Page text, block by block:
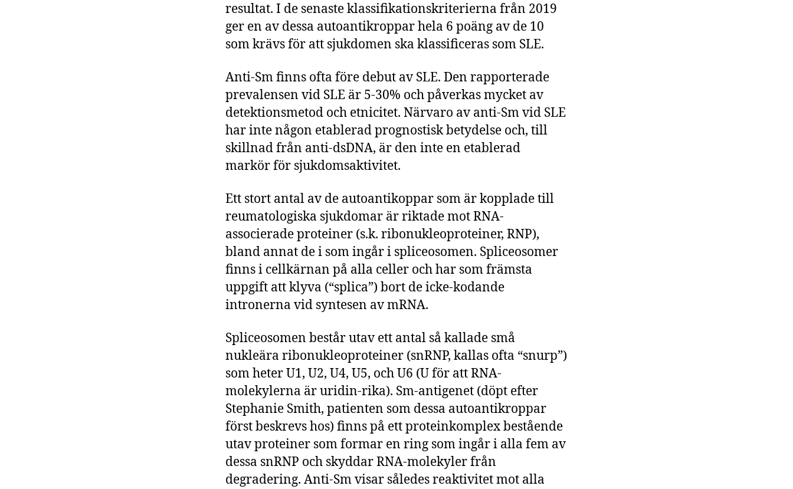
resultat. I de senaste klassifikationskriterierna från 2019
ger en av dessa autoantikroppar hela 6 poäng av de 10
som krävs för att sjukdomen ska klassificeras som SLE.
Anti-Sm finns ofta före debut av SLE. Den rapporterade
prevalensen vid SLE är 5-30% och påverkas mycket av
detektionsmetod och etnicitet. Närvaro av anti-Sm vid SLE
har inte någon etablerad prognostisk betydelse och, till
skillnad från anti-dsDNA, är den inte en etablerad
markör för sjukdomsaktivitet.
Ett stort antal av de autoantikoppar som är kopplade till
reumatologiska sjukdomar är riktade mot RNA-
associerade proteiner (s.k. ribonukleoproteiner, RNP),
bland annat de i som ingår i spliceosomen. Spliceosomer
finns i cellkärnan på alla celler och har som främsta
uppgift att klyva (“splica”) bort de icke-kodande
intronerna vid syntesen av mRNA.
Spliceosomen består utav ett antal så kallade små
nukleära ribonukleoproteiner (snRNP, kallas ofta “snurp”)
som heter U1, U2, U4, U5, och U6 (U för att RNA-
molekylerna är uridin-rika). Sm-antigenet (döpt efter
Stephanie Smith, patienten som dessa autoantikroppar
först beskrevs hos) finns på ett proteinkomplex bestående
utav proteiner som formar en ring som ingår i alla fem av
dessa snRNP och skyddar RNA-molekyler från
degradering. Anti-Sm visar således reaktivitet mot alla